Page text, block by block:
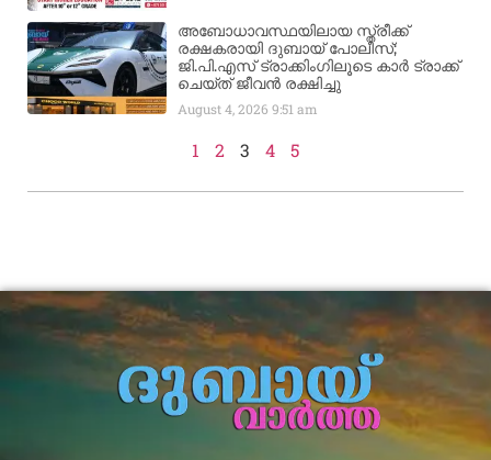
അബോധാവസ്ഥയിലായ സ്ത്രീക്ക്
രക്ഷകരായി ദുബായ് പോലീസ്;
ജി.പി.എസ് ട്രാക്കിംഗിലൂടെ കാർ ട്രാക്ക്
ചെയ്ത് ജീവൻ രക്ഷിച്ചു
August 4, 20269:51 am
1 2 3 4 5